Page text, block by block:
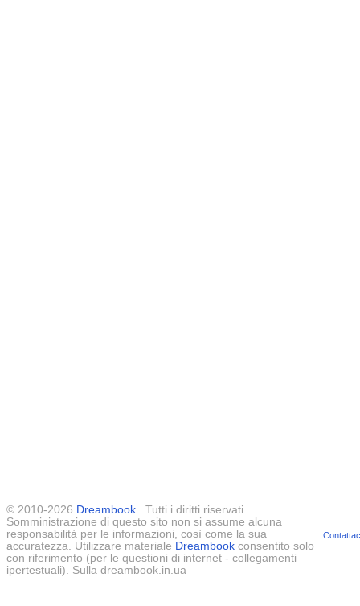
© 2010-2026 Dreambook . Tutti i diritti riservati.
Somministrazione di questo sito non si assume alcuna
responsabilità per le informazioni, così come la sua
accuratezza. Utilizzare materiale Dreambook consentito solo
con riferimento (per le questioni di internet - collegamenti
ipertestuali). Sulla dreambook.in.ua